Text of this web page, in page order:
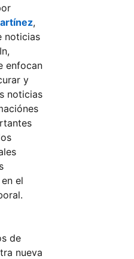
,
noticias
enfocan
y
noticias
el
de
nueva